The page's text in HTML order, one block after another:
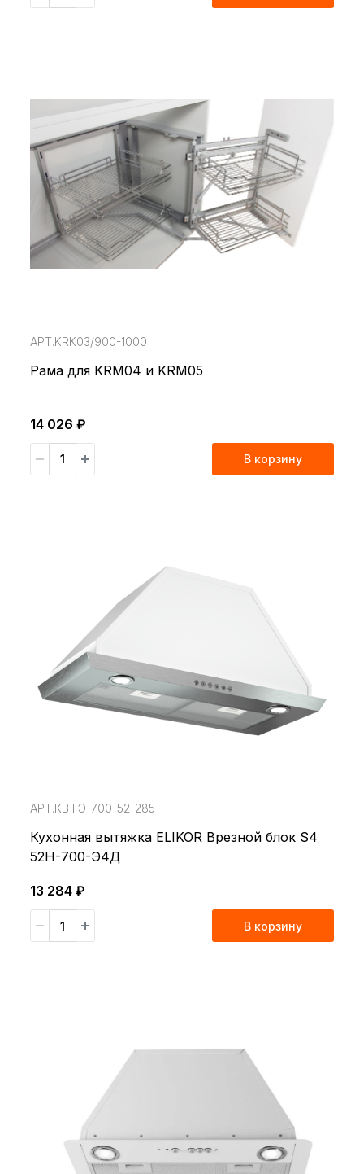
АРТ.KRK03/900-1000
Рама для KRM04 и KRM05
14 026 ₽
В корзину
АРТ.КВ l Э-700-52-285
Кухонная вытяжка ELIKOR Врезной блок S4
52Н-700-Э4Д
13 284 ₽
В корзину